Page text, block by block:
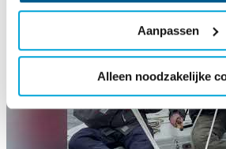
Aanpassen
Alleen noodzakelijke